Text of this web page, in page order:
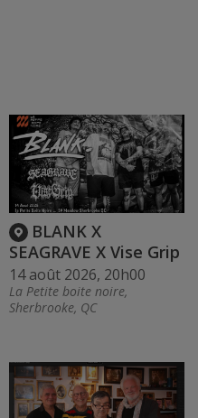
BLANK X
SEAGRAVE X Vise Grip
14 août 2026, 20h00
La Petite boite noire,
Sherbrooke, QC